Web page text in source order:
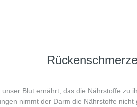
Blut ernährt, das die Nährstoffe zu
nimmt der Darm die Nährstoffe